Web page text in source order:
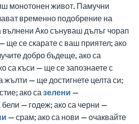
монотонен живот. Памучни
временно подобрение на
Ако сънуваш дълъг чорап
ще се скарате с ваш приятел; ако
добро бъдеще, ако са
са къси — ще се запознаете с
жълти — ще достигнете целта си;
ако са зелени —
бели — годеж; ако са черни —
— срам; ако са нови — очаквайте